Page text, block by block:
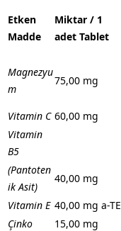
Etken
Madde
Miktar / 1
adet Tablet
Magnezyu
m
75,00 mg
Vitamin C 60,00 mg
Vitamin
B5
(Pantoten
ik Asit)
40,00 mg
Vitamin E 40,00 mg a-TE
Çinko
15,00 mg